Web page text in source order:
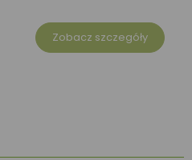
Zobacz szczegóły